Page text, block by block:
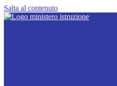
Salta al contenuto